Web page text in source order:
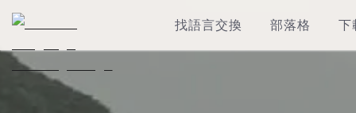
找語言交換 部落格 下